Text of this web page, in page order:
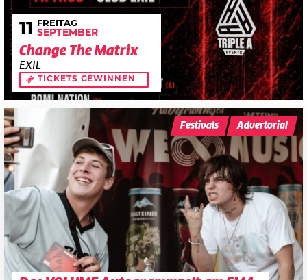
11 FREITAG
SEPTEMBER
Change The Matrix
EXIL
TICKETS GEWINNEN
Festivals Advertorial